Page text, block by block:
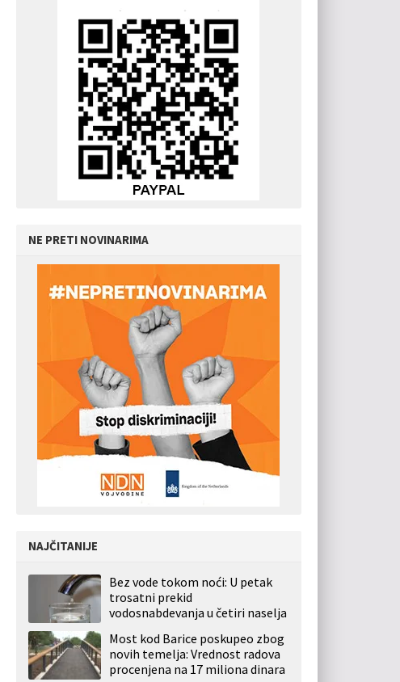
NE PRETI NOVINARIMA
NAJČITANIJE
Bez vode tokom noći: U petak
trosatni prekid
vodosnabdevanja u četiri naselja
Most kod Barice poskupeo zbog
novih temelja: Vrednost radova
procenjena na 17 miliona dinara